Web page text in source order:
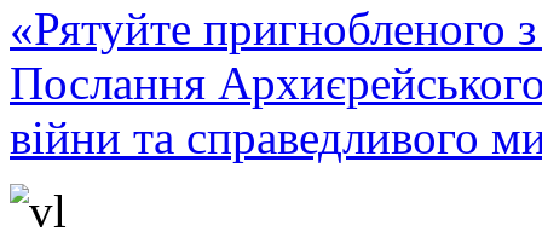
«Рятуйте пригнобленого
Послання
війни та справедливого